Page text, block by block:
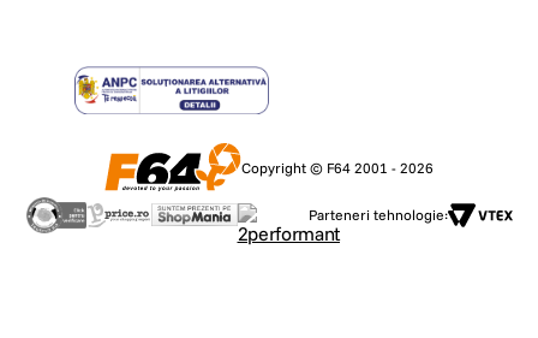
Copyright © F64 2001 - 2026
Parteneri tehnologie: